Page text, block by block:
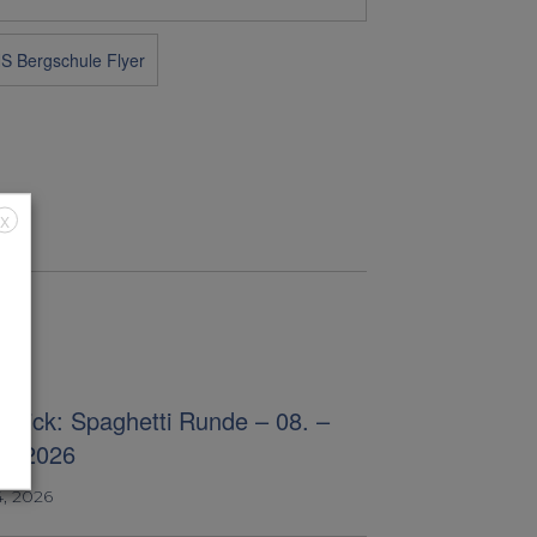
Spaghetti Runde – 08. –
2026
X